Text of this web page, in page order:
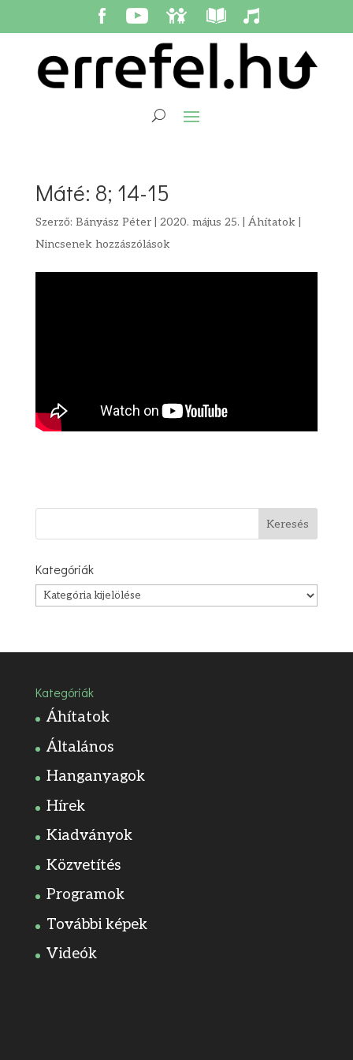
Máté: 8; 14-15
Szerző: Bányász Péter| 2020. május 25. Áhítatok
Nincsenek hozzászólások
Kategóriák
Kategóriák
Kategóriák
Áhítatok
Általános
Hanganyagok
Hírek
Kiadványok
Közvetítés
Programok
További képek
Videók